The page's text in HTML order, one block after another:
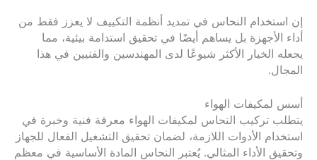
إن استخدام النحاس في تمديد أنظمة التكييف لا يعزز فقط من
أداء الأجهزة بل يساهم أيضًا في تحقيق استدامة بيئية، مما
يجعله الخيار الأكثر شيوعًا لدى المهندسين والفنيين في هذا
المجال.
أسس لمكيفات الهواء
يتطلب تركيب النحاس لمكيفات الهواء معرفة فنية وخبرة في
استخدام الأدوات اللازمة، لضمان تحقيق التشغيل الفعال للجهاز
وتحقيق الأداء المثالي. يُعتبر النحاس المادة الأساسية في معظم